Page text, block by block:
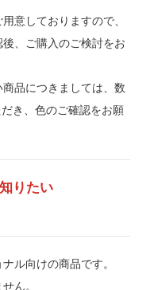
意しておりますので、
、ご購入のご検討をお
品につきましては、数
き、色のご確認をお願
りたい
ル向けの商品です。
ん。